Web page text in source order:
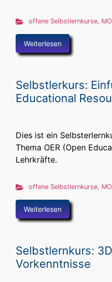
offene Selbstlernkurse,
Weiterlesen
Selbstlerkurs:
Educational
Dies ist ein
Thema OER (Open
Lehrkräfte.
offene Selbstlernkurse,
Weiterlesen
Selbstlernkurs:
Vorkenntnisse